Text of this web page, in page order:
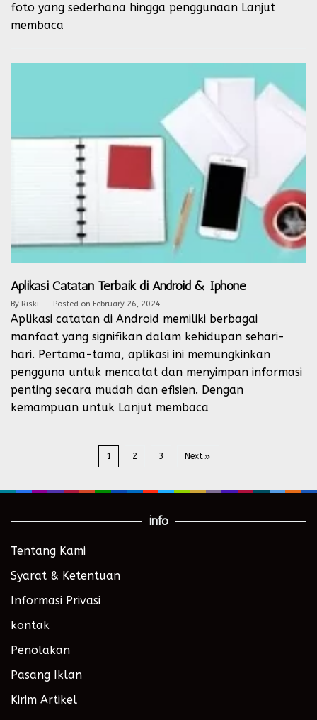
foto yang sederhana hingga penggunaan Lanjut
membaca
Aplikasi Catatan Terbaik di Android & Iphone
By Riski Posted on February 26, 2024
Aplikasi catatan di Android memiliki berbagai
manfaat yang signifikan dalam kehidupan sehari-
hari. Pertama-tama, aplikasi ini memungkinkan
pengguna untuk mencatat dan menyimpan informasi
penting secara mudah dan efisien. Dengan
kemampuan untuk Lanjut membaca
1 2 3 Next
info
Tentang Kami
Syarat & Ketentuan
Informasi Privasi
kontak
Penolakan
Pasang Iklan
Kirim Artikel